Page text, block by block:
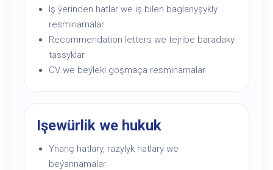
Iş ýerinden hatlar we iş bilen baglanyşykly
resminamalar
Recommendation letters we tejribe baradaky
tassyklar
CV we beýleki goşmaça resminamalar
Işewürlik we hukuk
Ynanç hatlary, razylyk hatlary we
beýannamalar